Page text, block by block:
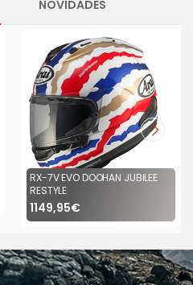
NOVIDADES
RX-7V EVO DOOHAN JUBILEE
RESTYLE
1149,95€